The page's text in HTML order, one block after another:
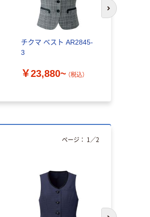
チクマ ベスト AR2845-
3
￥23,880~ （税込）
次のスライド
ページ： 1 ／2